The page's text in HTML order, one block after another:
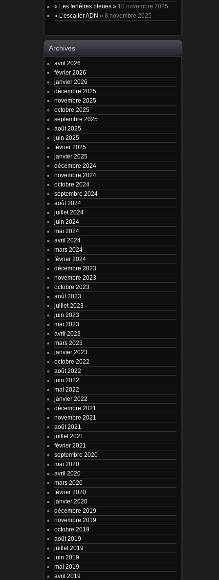
« Les fenêtres bleues » 10 novembre 2025
« L’escalier ADN » 8 novembre 2025
Archives
avril 2026
février 2026
janvier 2026
décembre 2025
novembre 2025
octobre 2025
septembre 2025
août 2025
juin 2025
février 2025
janvier 2025
décembre 2024
novembre 2024
octobre 2024
septembre 2024
août 2024
juillet 2024
juin 2024
mai 2024
avril 2024
mars 2024
février 2024
décembre 2023
novembre 2023
octobre 2023
août 2023
juillet 2023
juin 2023
mai 2023
avril 2023
mars 2023
janvier 2023
octobre 2022
août 2022
juin 2022
mai 2022
janvier 2022
décembre 2021
novembre 2021
août 2021
juillet 2021
février 2021
septembre 2020
mai 2020
avril 2020
mars 2020
février 2020
janvier 2020
décembre 2019
novembre 2019
octobre 2019
août 2019
juillet 2019
juin 2019
mai 2019
avril 2019